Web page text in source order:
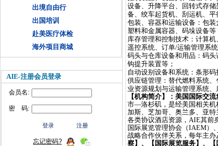
出境自由行
出国培训
赴美医疗体检
海外项目商城
AIE-注册会员登录
会员名:
密 码:
忘记密码?
设备、升降平台、回转式存
备、绞车起货机、刮运机、
包装、容器和运输设备：包
塑料和金属容器、码垛设备等
库存管理和控制技术：计算
遥控系统、订单/运输管理系
码头与仓库设备和用品：码头
钩提升装置等；
自动设别设备和系统：条形
供应链管理：替代燃料系统
业资源规划与运输管理系统
【机构简介】：美国国际交流
市—洛杉矶， 是经美国 相关机
加斯、芝加哥、奥兰多、亚
各类协议酒店资源， AIE其前
国际展览管理协会（IAEM）
战略合作伙伴关系，每年主
察】、【国际展览服务】、